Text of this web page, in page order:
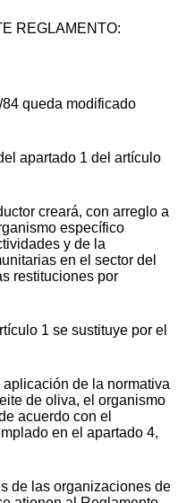
REGLAMENTO:
queda modificado
apartado 1 del artículo
creará, con arreglo a
específico
y de la
en el sector del
restituciones por
1 se sustituye por el
de la normativa
de oliva, el organismo
acuerdo con el
en el apartado 4,
de las organizaciones de